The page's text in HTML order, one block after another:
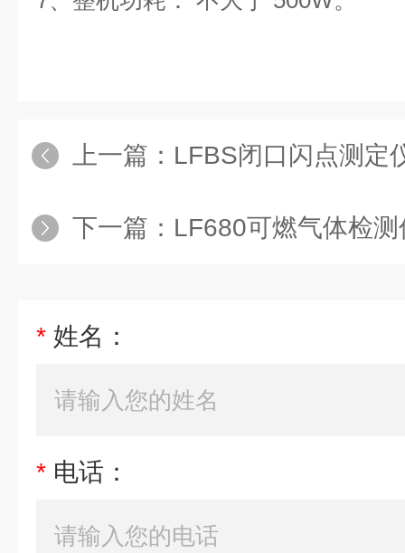
上一篇： LFBS闭口闪点测定
下一篇： LF680可燃气体检测
* 姓名：
* 电话：